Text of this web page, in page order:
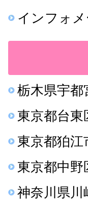
インフォ
栃木県宇都
東京都台
東京都狛
東京都中野
神奈川県川